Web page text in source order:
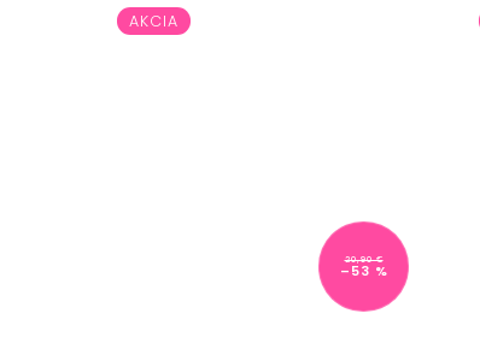
AKCIA
20,90 €
–53 %